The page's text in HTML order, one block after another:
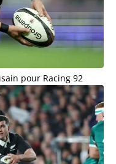
pour Racing 92